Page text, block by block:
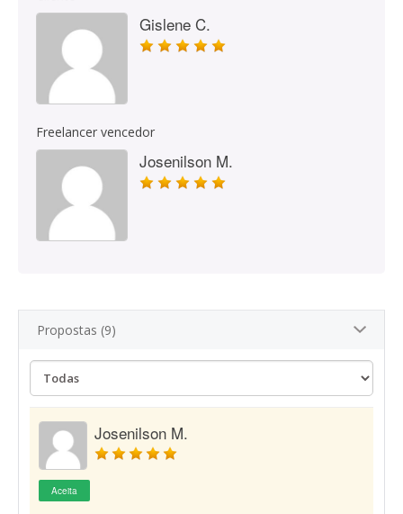
Gislene C.
Freelancer vencedor
Josenilson M.
Propostas (9)
Josenilson M.
Aceita